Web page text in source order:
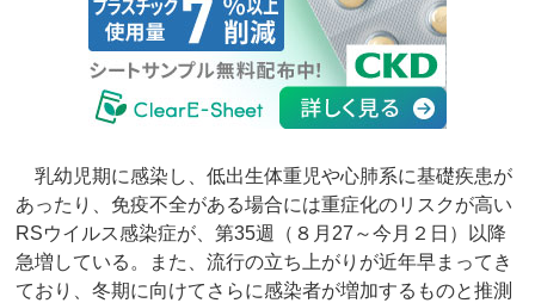
乳幼児期に感染し、低出生体重児や心肺系に基礎疾患が
あったり、免疫不全がある場合には重症化のリスクが高い
RSウイルス感染症が、第35週（８月27～今月２日）以降
急増している。また、流行の立ち上がりが近年早まってき
ており、冬期に向けてさらに感染者が増加するものと推測